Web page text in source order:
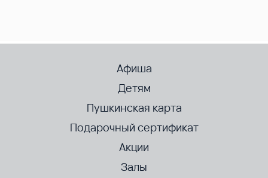
Афиша
Детям
Пушкинская карта
Подарочный сертификат
Акции
Залы